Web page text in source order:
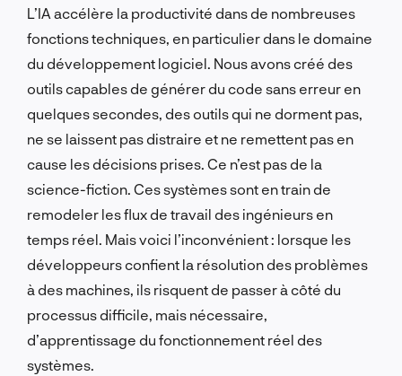
L’IA accélère la productivité dans de nombreuses
fonctions techniques, en particulier dans le domaine
du développement logiciel. Nous avons créé des
outils capables de générer du code sans erreur en
quelques secondes, des outils qui ne dorment pas,
ne se laissent pas distraire et ne remettent pas en
cause les décisions prises. Ce n’est pas de la
science-fiction. Ces systèmes sont en train de
remodeler les flux de travail des ingénieurs en
temps réel. Mais voici l’inconvénient : lorsque les
développeurs confient la résolution des problèmes
à des machines, ils risquent de passer à côté du
processus difficile, mais nécessaire,
d’apprentissage du fonctionnement réel des
systèmes.